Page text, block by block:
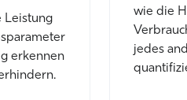
Leistung
erkennen
.
wie die
jedes